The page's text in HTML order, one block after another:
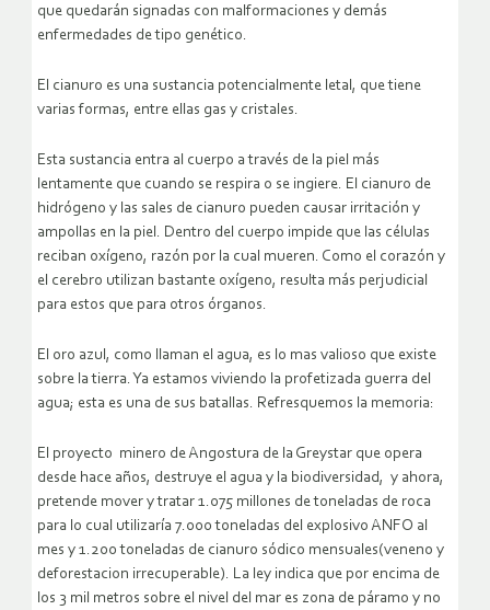
que quedarán signadas con malformaciones y demás
enfermedades de tipo genético.
El cianuro es una sustancia potencialmente letal, que tiene
varias formas, entre ellas gas y cristales.
Esta sustancia entra al cuerpo a través de la piel más
lentamente que cuando se respira o se ingiere. El cianuro de
hidrógeno y las sales de cianuro pueden causar irritación y
ampollas en la piel. Dentro del cuerpo impide que las células
reciban oxígeno, razón por la cual mueren. Como el corazón y
el cerebro utilizan bastante oxígeno, resulta más perjudicial
para estos que para otros órganos.
El oro azul, como llaman el agua, es lo mas valioso que existe
sobre la tierra. Ya estamos viviendo la profetizada guerra del
agua; esta es una de sus batallas. Refresquemos la memoria:
El proyecto minero de Angostura de la Greystar que opera
desde hace años, destruye el agua y la biodiversidad, y ahora,
pretende mover y tratar 1.075 millones de toneladas de roca
para lo cual utilizaría 7.000 toneladas del explosivo ANFO al
mes y 1.200 toneladas de cianuro sódico mensuales(veneno y
deforestacion irrecuperable). La ley indica que por encima de
los 3 mil metros sobre el nivel del mar es zona de páramo y no